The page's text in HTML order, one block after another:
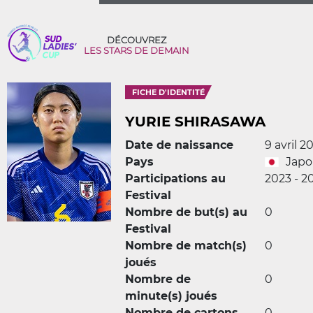
DÉCOUVREZ
LES STARS DE DEMAIN
FICHE D'IDENTITÉ
YURIE SHIRASAWA
Date de naissance
9 avril
Pays
Participations au
Festival
2023 -
Nombre de but(s) au
Festival
0
Nombre de match(s)
joués
0
Nombre de
minute(s) joués
0